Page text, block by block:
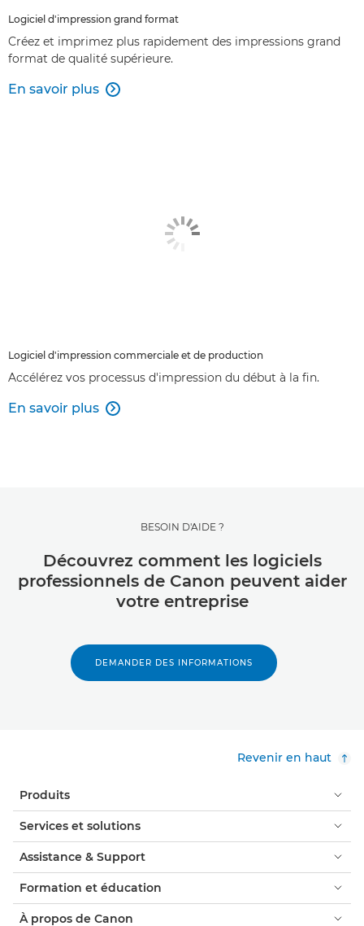
Logiciel d'impression grand format
Créez et imprimez plus rapidement des impressions grand
format de qualité supérieure.
En savoir plus 
Logiciel d'impression commerciale et de production
Accélérez vos processus d'impression du début à la fin.
En savoir plus 
BESOIN D'AIDE ?
Découvrez comment les logiciels
professionnels de Canon peuvent aider
votre entreprise
DEMANDER DES INFORMATIONS
Revenir en haut
Produits
Services et solutions
Assistance & Support
Formation et éducation
À propos de Canon